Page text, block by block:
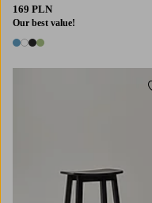
169 PLN
Our best value!
4 kolory